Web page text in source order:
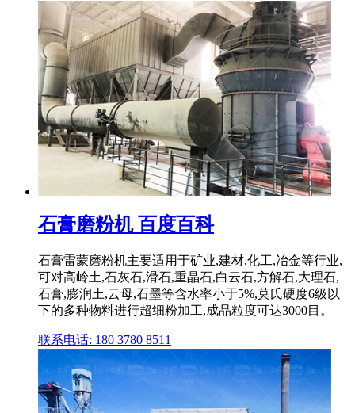
石膏磨粉机 百度百科
石膏雷蒙磨粉机主要适用于矿业,建材,化工,冶金等行业,
可对高岭土,石灰石,滑石,重晶石,白云石,方解石,大理石,
石膏,膨润土,云母,石墨等含水率小于5%,莫氏硬度6级以
下的多种物料进行超细粉加工,成品粒度可达3000目。
联系电话: 180 3780 8511